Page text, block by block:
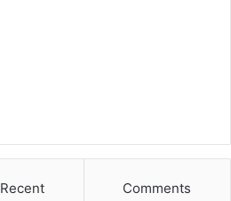
Recent Comments